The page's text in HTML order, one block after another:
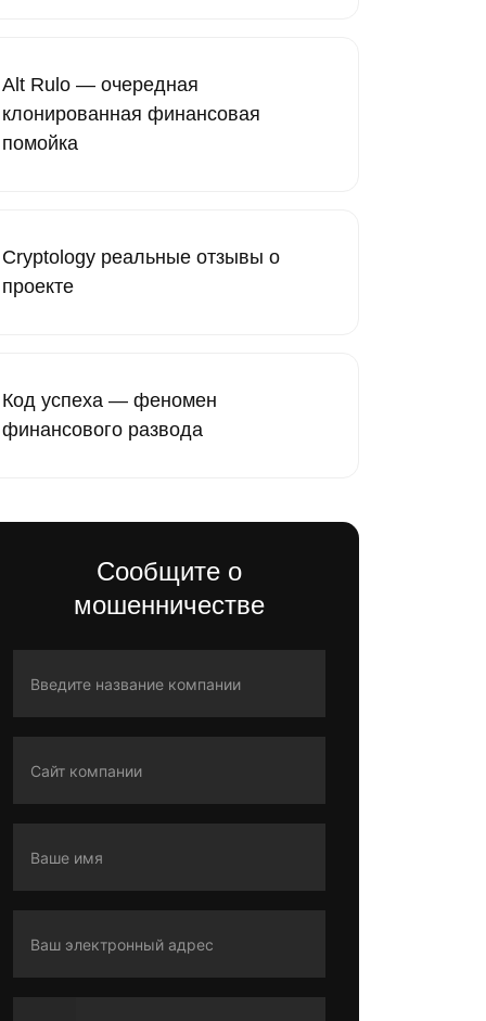
Alt Rulo — очередная
клонированная финансовая
помойка
Cryptology реальные отзывы о
проекте
Код успеха — феномен
финансового развода
Сообщите о
мошенничестве